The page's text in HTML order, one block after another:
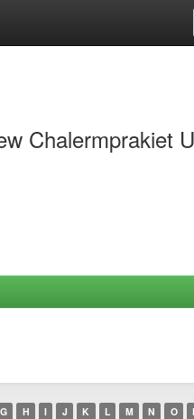
Chalermprakiet
G H I J K L M N O